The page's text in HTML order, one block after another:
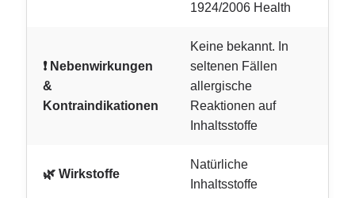
1924/2006 Health
❗ Nebenwirkungen
&
Kontraindikationen
Keine bekannt. In
seltenen Fällen
allergische
Reaktionen auf
Inhaltsstoffe
🌿 Wirkstoffe
Natürliche
Inhaltsstoffe